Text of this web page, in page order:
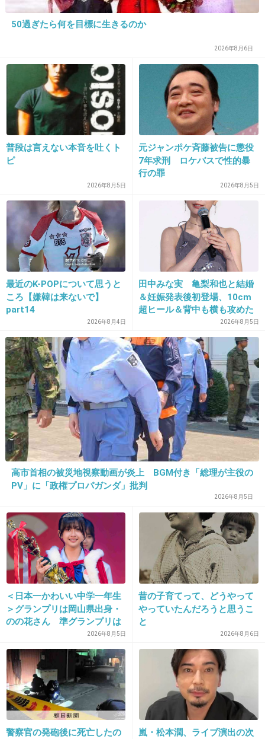
パック中とか、スチーム中とか、
少し時間を置くときがあるよね。
電卓をたたく音とか聞こえてきて。
一気に興醒め。
+21
26. 匿名
別に息抜きが悪いとは思いません。
けど無料モニターとはいっても、むこうだって
仕事なわけで、子育て中の主婦を癒すボランテ
ィアでやってるわけじゃないじゃないですか。
それこそ1日だけと考えているなら一回分の料
金払ってやってくれるところだってあります
し。
私から見ると主さんの動機がちょっと図々しく
感じただけです。
トピずれ失礼しました。
+47 -14
27. 匿名 2015/07/23(木) 15:51:35
化粧水の無料モニターやりました。
何も勧められなかったし買わされず、無料で化
粧水1ヶ月くらい使いました。
ただ、肌に合わなくても1ヶ月使わなきゃいけ
なくて、大変だった…(>_<)
+12 -1
28. 匿名2015/07/23(木) 16:01:10
20番さんとか22番さんとか性格わるい！
主さんの言ってること別に図々しいと思わない
けど。
少しお金稼ぎたいしエステなら嫌じゃないし一
50過ぎたら何を目標に生きるのか
2026年8月6日
普段は言えない本音を吐くト
ピ
2026年8月5日
元ジャンポケ斉藤被告に懲役
7年求刑 ロケバスで性的暴
行の罪
2026年8月5日
最近のK-POPについて思うと
ころ【嫌韓は来ないで】
part14
2026年8月4日
田中みな実 亀梨和也と結婚
＆妊娠発表後初登場、10cm
超ヒール＆背中も横も攻めた
ドレスで祝福に笑顔「ありが
とうございます」おなかふっ
くら
2026年8月5日
高市首相の被災地視察動画が炎上 BGM付き「総理が主役の
PV」に「政権プロパガンダ」批判
2026年8月5日
＜日本一かわいい中学一年生
＞グランプリは岡山県出身・
のの花さん 準グランプリは
徳島県出身・つむぎさん2026年8月5日
昔の子育てって、どうやって
やっていたんだろうと思うこ
と
2026年8月6日
警察官の発砲後に死亡したの
嵐・松本潤、ライブ演出の次